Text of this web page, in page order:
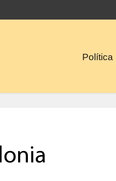
Política